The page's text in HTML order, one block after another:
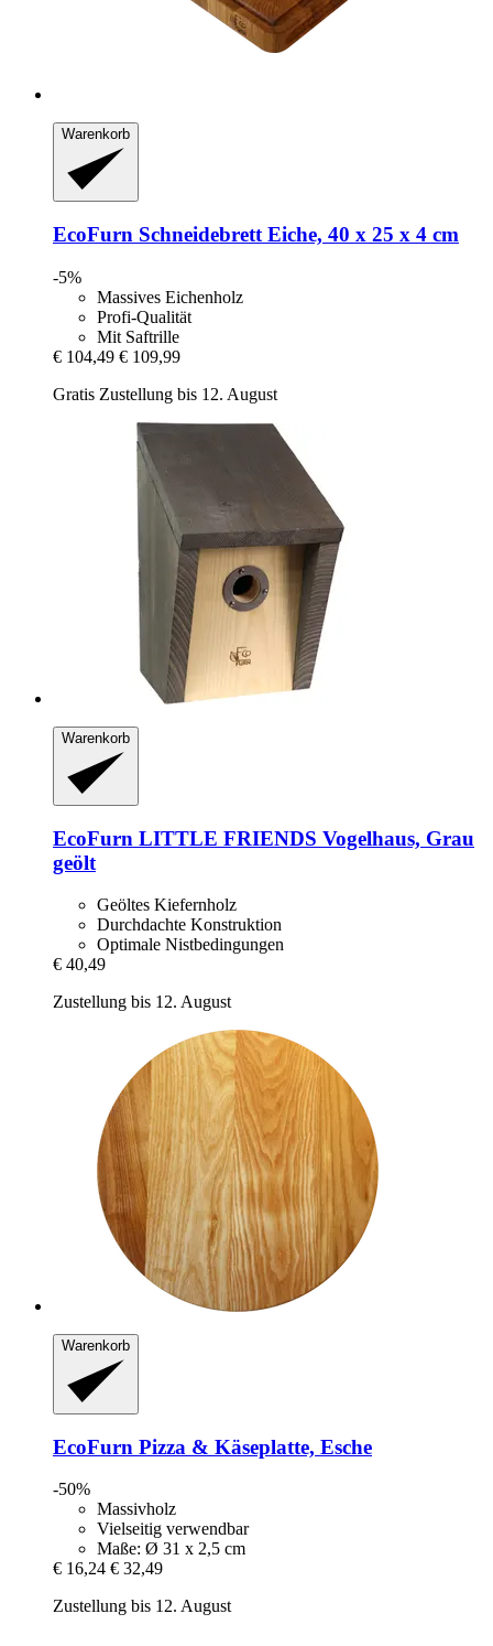
Warenkorb
EcoFurn Schneidebrett Eiche, 40 x 25 x 4 cm
-5%
Massives Eichenholz
Profi-Qualität
Mit Saftrille
€ 104,49 € 109,99
Gratis Zustellung bis 12. August
Warenkorb
EcoFurn LITTLE FRIENDS Vogelhaus, Grau
geölt
Geöltes Kiefernholz
Durchdachte Konstruktion
Optimale Nistbedingungen
€ 40,49
Zustellung bis 12. August
Warenkorb
EcoFurn Pizza & Käseplatte, Esche
-50%
Massivholz
Vielseitig verwendbar
Maße: Ø 31 x 2,5 cm
€ 16,24 € 32,49
Zustellung bis 12. August